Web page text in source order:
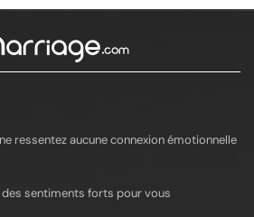
ressentez aucune connexion émotionnelle
des sentiments forts pour vous